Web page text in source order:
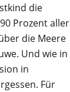
die
Prozent aller
die Meere
Und wie in
in
Für